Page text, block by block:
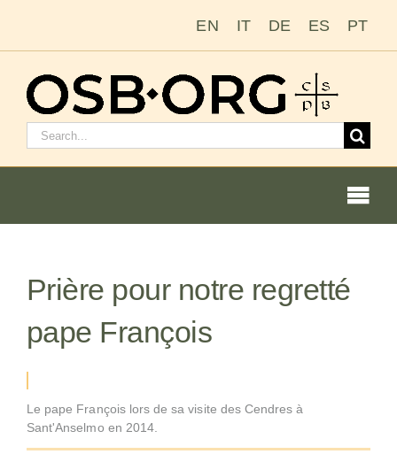
EN IT DE ES PT
Rechercher
L’ordre bénédictin
La médaille de Saint Benoît
Prière pour notre regretté
pape François
Le pape François lors de sa visite des Cendres à
Sant'Anselmo en 2014.